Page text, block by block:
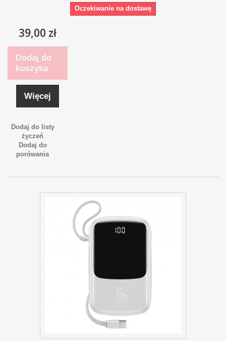
Oczekiwanie na dostawę
39,00 zł
Dodaj do
koszyka
Więcej
Dodaj do listy
życzeń
Dodaj do
porówania